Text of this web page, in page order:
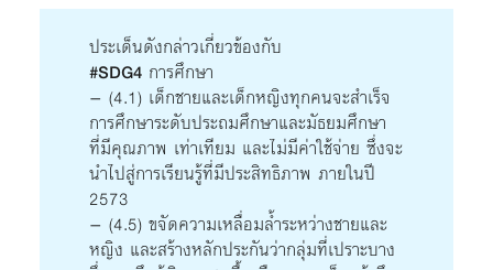
ประเด็นดังกล่าวเกี่ยวข้องกับ
#SDG4 การศึกษา
– (4.1) เด็กชายและเด็กหญิงทุกคนจะสำเร็จ
การศึกษาระดับประถมศึกษาและมัธยมศึกษา
ที่มีคุณภาพ เท่าเทียม และไม่มีค่าใช้จ่าย ซึ่งจะ
นำไปสู่การเรียนรู้ที่มีประสิทธิภาพ ภายในปี
2573
– (4.5) ขจัดความเหลื่อมล้ำระหว่างชายและ
หญิง และสร้างหลักประกันว่ากลุ่มที่เปราะบาง